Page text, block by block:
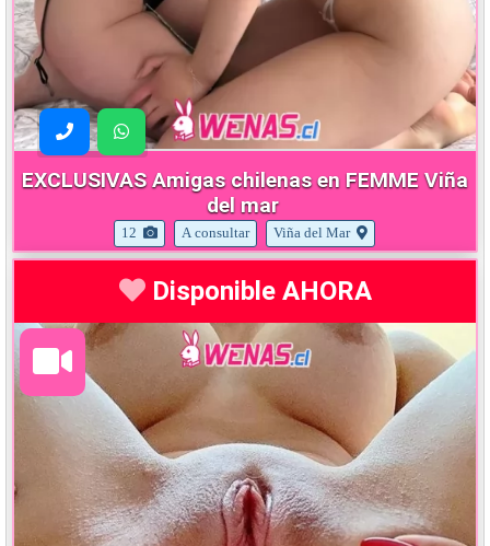
EXCLUSIVAS Amigas chilenas en FEMME Viña
del mar
12 A consultar Viña del Mar
Disponible AHORA